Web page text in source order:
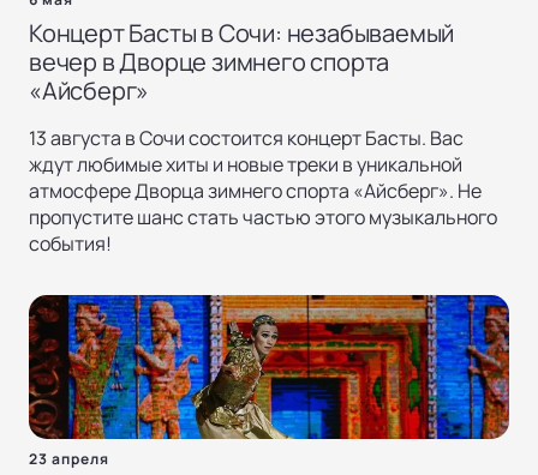
Концерт Басты в Сочи: незабываемый
вечер в Дворце зимнего спорта
«Айсберг»
13 августа в Сочи состоится концерт Басты. Вас
ждут любимые хиты и новые треки в уникальной
атмосфере Дворца зимнего спорта «Айсберг». Не
пропустите шанс стать частью этого музыкального
события!
23 апреля